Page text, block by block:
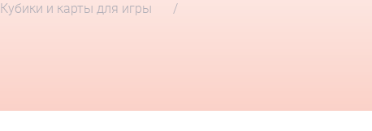
Кубики и карты для игры